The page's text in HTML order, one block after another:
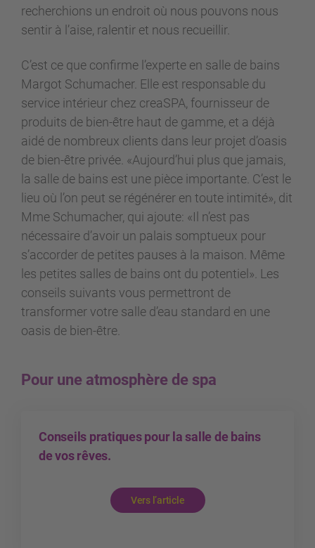
recherchions un endroit où nous pouvons nous
sentir à l’aise, ralentir et nous recueillir.
C’est ce que confirme l’experte en salle de bains
Margot Schumacher. Elle est responsable du
service intérieur chez creaSPA, fournisseur de
produits de bien-être haut de gamme, et a déjà
aidé de nombreux clients dans leur projet d’oasis
de bien-être privée. «Aujourd’hui plus que jamais,
la salle de bains est une pièce importante. C’est le
lieu où l’on peut se régénérer en toute intimité», dit
Mme Schumacher, qui ajoute: «Il n’est pas
nécessaire d’avoir un palais somptueux pour
s’accorder de petites pauses à la maison. Même
les petites salles de bains ont du potentiel». Les
conseils suivants vous permettront de
transformer votre salle d’eau standard en une
oasis de bien-être.
Pour une atmosphère de spa
Conseils pratiques pour la salle de bains
de vos rêves.
Vers l’article